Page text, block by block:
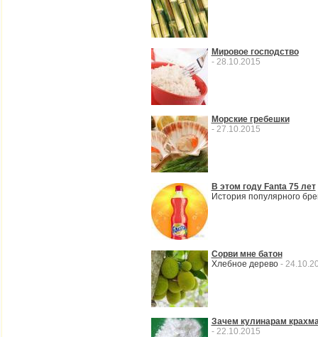
Мировое господство
- 28.10.2015
Морские гребешки
- 27.10.2015
В этом году Fanta 75 лет
История популярного
Сорви мне батон
Хлебное дерево -
Зачем кулинарам
- 22.10.2015